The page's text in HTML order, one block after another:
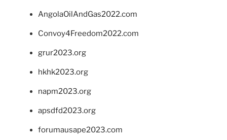
AngolaOilAndGas2022.com
Convoy4Freedom2022.com
grur2023.org
hkhk2023.org
napm2023.org
apsdfd2023.org
forumausape2023.com